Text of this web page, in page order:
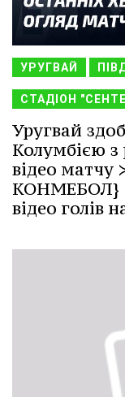
УРУГВАЙ
СТАДІОН
Уругвай
Колумбією
відео матчу
КОНМЕБОЛ}
відео голів